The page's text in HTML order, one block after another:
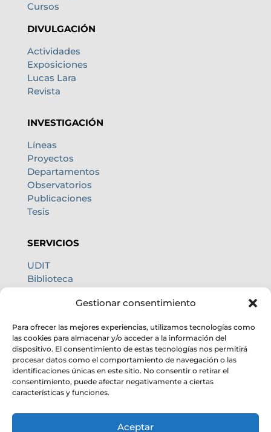
Gestionar consentimiento
Para ofrecer las mejores experiencias, utilizamos tecnologías como
las cookies para almacenar y/o acceder a la información del
dispositivo. El consentimiento de estas tecnologías nos permitirá
procesar datos como el comportamiento de navegación o las
identificaciones únicas en este sitio. No consentir o retirar el
consentimiento, puede afectar negativamente a ciertas
características y funciones.
Aceptar
Cursos
DIVULGACIÓN
Actividades
Exposiciones
Lucas Lara
Revista
INVESTIGACIÓN
Líneas
Proyectos
Departamentos
Observatorios
Publicaciones
Tesis
SERVICIOS
UDIT
Biblioteca
Oficina internacional